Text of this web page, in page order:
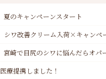
夏のキャンペーンスタート
シワ改善クリーム入荷×キャンペ
宮崎で目尻のシワに悩んだらオパ
医療提携しました！